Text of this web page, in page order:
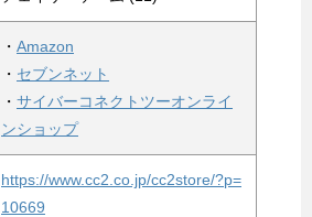
・ Amazon
・ セブンネット
・ サイバーコネクトツーオンライ
ンショップ
https://www.cc2.co.jp/cc2store/?p=
10669